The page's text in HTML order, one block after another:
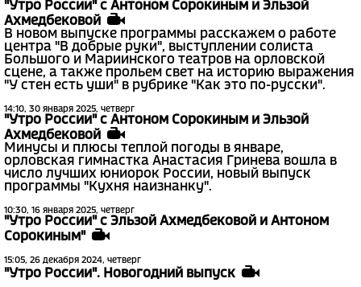
"Утро России" с Антоном Сорокиным и Эльзой
Ахмедбековой
В новом выпуске программы расскажем о работе
центра "В добрые руки", выступлении солиста
Большого и Мариинского театров на орловской
сцене, а также прольем свет на историю выражения
"У стен есть уши" в рубрике "Как это по-русски".
14:10, 30 января 2025, четверг
"Утро России" с Антоном Сорокиным и Эльзой
Ахмедбековой
Минусы и плюсы теплой погоды в январе,
орловская гимнастка Анастасия Гринева вошла в
число лучших юниорок России, новый выпуск
программы "Кухня наизнанку".
10:30, 16 января 2025, четверг
"Утро России" с Эльзой Ахмедбековой и Антоном
Сорокиным"
15:05, 26 декабря 2024, четверг
"Утро России". Новогодний выпуск